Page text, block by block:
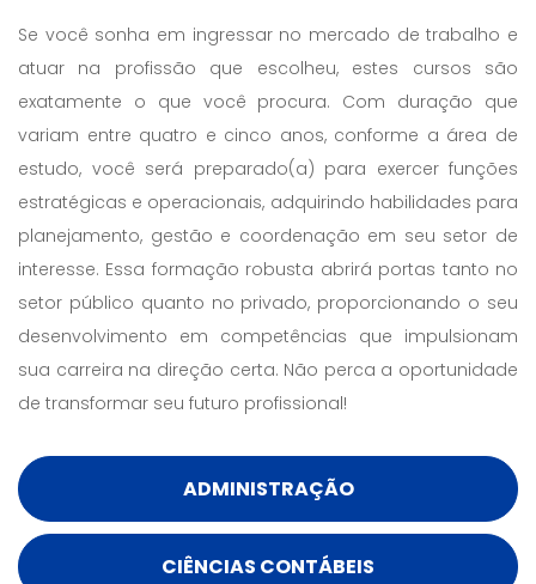
Se você sonha em ingressar no mercado de trabalho e
atuar na profissão que escolheu, estes cursos são
exatamente o que você procura. Com duração que
variam entre quatro e cinco anos, conforme a área de
estudo, você será preparado(a) para exercer funções
estratégicas e operacionais, adquirindo habilidades para
planejamento, gestão e coordenação em seu setor de
interesse. Essa formação robusta abrirá portas tanto no
setor público quanto no privado, proporcionando o seu
desenvolvimento em competências que impulsionam
sua carreira na direção certa. Não perca a oportunidade
de transformar seu futuro profissional!
ADMINISTRAÇÃO
CIÊNCIAS CONTÁBEIS